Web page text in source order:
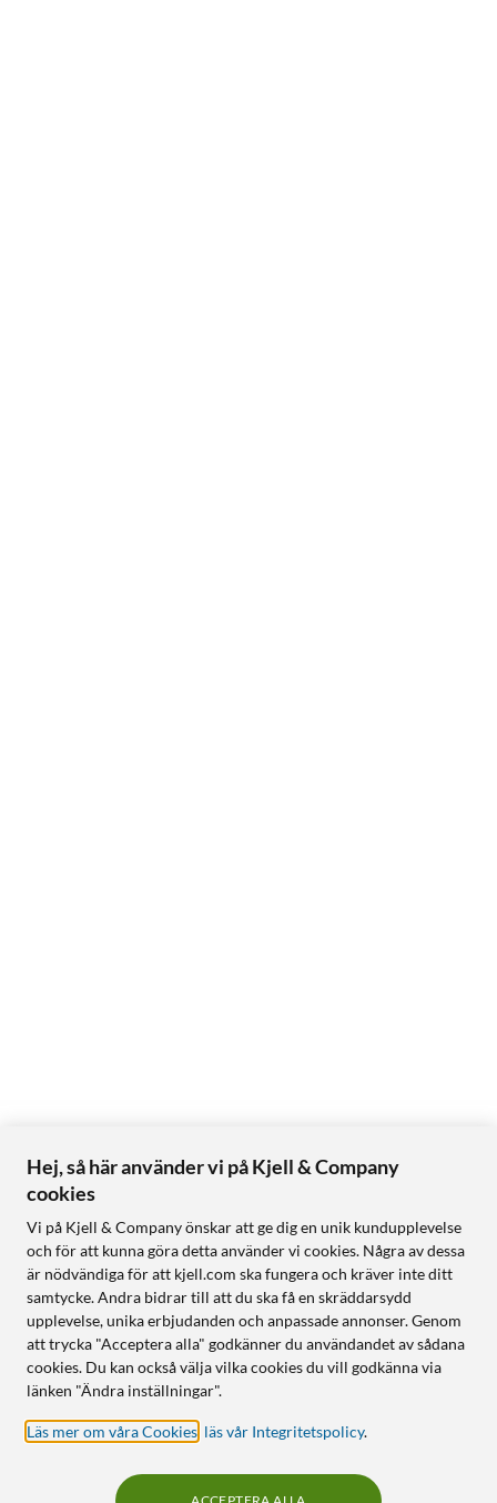
Hej, så här använder vi på Kjell & Company
cookies
Vi på Kjell & Company önskar att ge dig en unik kundupplevelse
och för att kunna göra detta använder vi cookies. Några av dessa
är nödvändiga för att kjell.com ska fungera och kräver inte ditt
samtycke. Andra bidrar till att du ska få en skräddarsydd
upplevelse, unika erbjudanden och anpassade annonser. Genom
att trycka "Acceptera alla" godkänner du användandet av sådana
cookies. Du kan också välja vilka cookies du vill godkänna via
länken "Ändra inställningar".
Läs mer om våra Cookies läs vår Integritetspolicy.